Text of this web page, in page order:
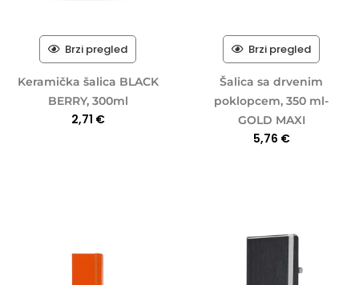
Brzi pregled
Keramička šalica BLACK
BERRY, 300ml
2,71 €
Brzi pregled
Šalica sa drvenim
poklopcem, 350 ml-
GOLD MAXI
5,76 €